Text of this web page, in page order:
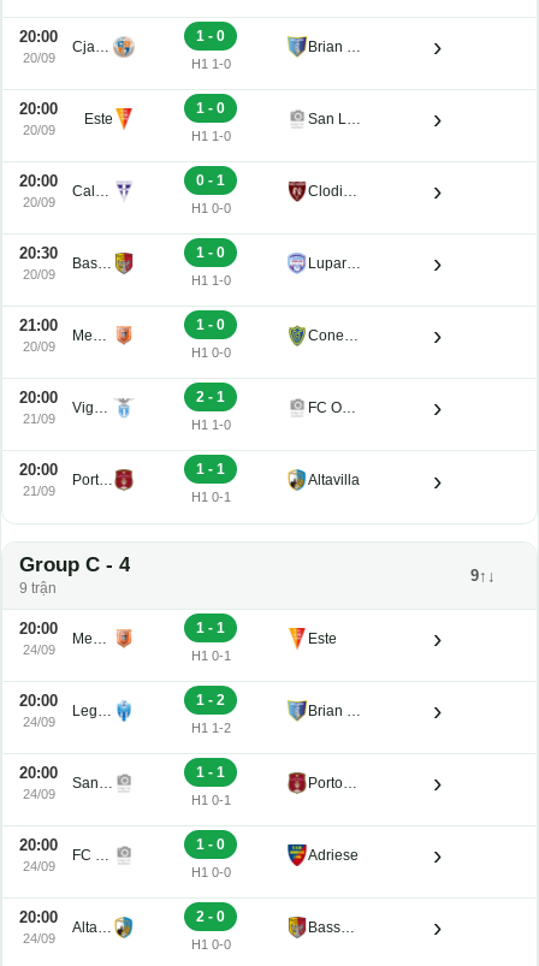
20:00
20/09
Cjarlins Muzane
1 - 0
H1 1-0
Brian Lignano ›
20:00
20/09
Este
1 - 0
H1 1-0
San Luigi ›
20:00
20/09
Calvi Noale
0 - 1
H1 0-0
Clodiense ›
20:30
20/09
Bassano Virtus
1 - 0
H1 1-0
Luparense ›
21:00
20/09
Mestre
1 - 0
H1 0-0
Conegliano ›
20:00
21/09
Vigasio
2 - 1
H1 1-0
FC Obermais ›
20:00
21/09
Portogruaro
1 - 1
H1 0-1
Altavilla ›
Group C - 4
9 trận
9↑↓
20:00
24/09
Mestre
1 - 1
H1 0-1
Este ›
20:00
24/09
Legnago Salus
1 - 2
H1 1-2
Brian Lignano ›
20:00
24/09
San Luigi
1 - 1
H1 0-1
Portogruaro ›
20:00
24/09
FC Obermais
1 - 0
H1 0-0
Adriese ›
20:00
24/09
Altavilla
2 - 0
H1 0-0
Bassano Virtus ›